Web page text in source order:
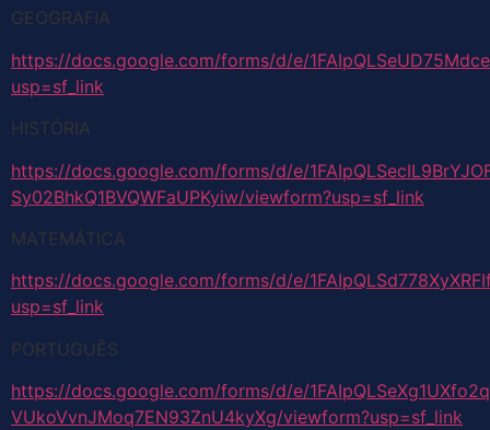
GEOGRAFIA
https://docs.google.com/forms/d/e/
usp=sf_link
HISTÓRIA
https://docs.google.com/forms/d/e/
Sy02BhkQ1BVQWFaUPKyiw/viewform?usp=sf_link
MATEMÁTICA
https://docs.google.com/forms/d/e/
usp=sf_link
PORTUGUÊS
https://docs.google.com/forms/d/e/
VUkoVvnJMoq7EN93ZnU4kyXg/viewform?usp=sf_link